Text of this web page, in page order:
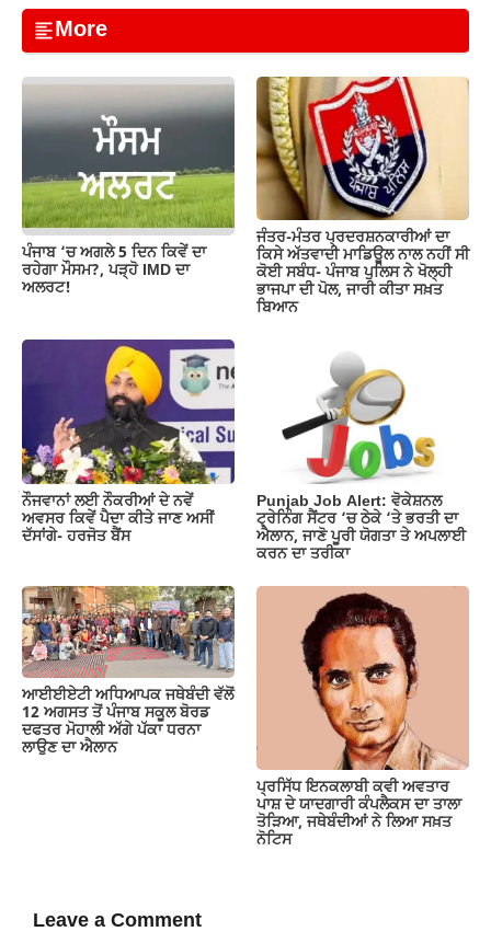
c
e
b
o
o
k
at
s
A
p
p
gr
a
m
y
Li
n
k
e
More
ਪੰਜਾਬ ‘ਚ ਅਗਲੇ 5 ਦਿਨ ਕਿਵੇਂ ਦਾ
ਰਹੇਗਾ ਮੌਸਮ?, ਪੜ੍ਹੋ IMD ਦਾ
ਅਲਰਟ!
ਜੰਤਰ-ਮੰਤਰ ਪ੍ਰਦਰਸ਼ਨਕਾਰੀਆਂ ਦਾ
ਕਿਸੇ ਅੱਤਵਾਦੀ ਮਾਡਿਊਲ ਨਾਲ ਨਹੀਂ ਸੀ
ਕੋਈ ਸਬੰਧ- ਪੰਜਾਬ ਪੁਲਿਸ ਨੇ ਖੋਲ੍ਹੀ
ਭਾਜਪਾ ਦੀ ਪੋਲ, ਜਾਰੀ ਕੀਤਾ ਸਖ਼ਤ
ਬਿਆਨ
ਨੌਜਵਾਨਾਂ ਲਈ ਨੌਕਰੀਆਂ ਦੇ ਨਵੇਂ
ਅਵਸਰ ਕਿਵੇਂ ਪੈਦਾ ਕੀਤੇ ਜਾਣ ਅਸੀਂ
ਦੱਸਾਂਗੇ- ਹਰਜੋਤ ਬੈਂਸ
Punjab Job Alert: ਵੋਕੇਸ਼ਨਲ
ਟ੍ਰੇਨਿੰਗ ਸੈਂਟਰ ‘ਚ ਠੇਕੇ ‘ਤੇ ਭਰਤੀ ਦਾ
ਐਲਾਨ, ਜਾਣੋ ਪੂਰੀ ਯੋਗਤਾ ਤੇ ਅਪਲਾਈ
ਕਰਨ ਦਾ ਤਰੀਕਾ
ਆਈਈਏਟੀ ਅਧਿਆਪਕ ਜਥੇਬੰਦੀ ਵੱਲੋਂ
12 ਅਗਸਤ ਤੋਂ ਪੰਜਾਬ ਸਕੂਲ ਬੋਰਡ
ਦਫਤਰ ਮੋਹਾਲੀ ਅੱਗੇ ਪੱਕਾ ਧਰਨਾ
ਲਾਉਣ ਦਾ ਐਲਾਨ
ਪ੍ਰਸਿੱਧ ਇਨਕਲਾਬੀ ਕਵੀ ਅਵਤਾਰ
ਪਾਸ਼ ਦੇ ਯਾਦਗਾਰੀ ਕੰਪਲੈਕਸ ਦਾ ਤਾਲਾ
ਤੋੜਿਆ, ਜਥੇਬੰਦੀਆਂ ਨੇ ਲਿਆ ਸਖ਼ਤ
ਨੋਟਿਸ
Leave a Comment